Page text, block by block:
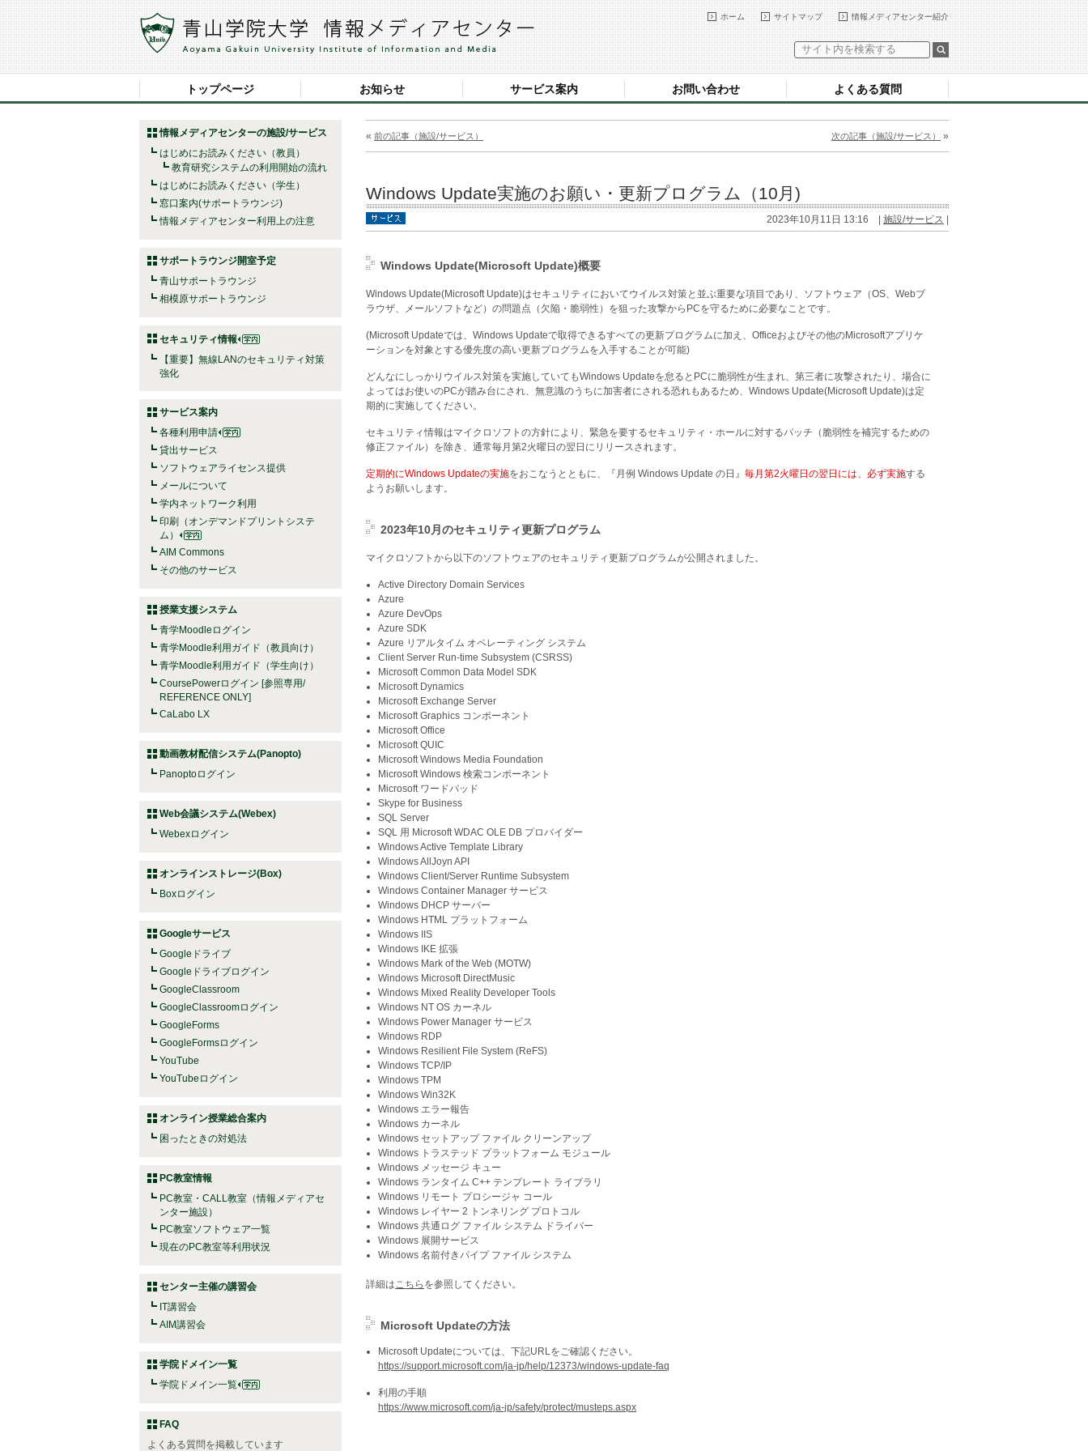
情報メディアセンター紹介
サイトマップ
ホーム
トップページ お知らせ サービス案内 お問い合わせ よくある質問
情報メディアセンターの施設/サービス
はじめにお読みください（教員）
教育研究システムの利用開始の流れ
はじめにお読みください（学生）
窓口案内(サポートラウンジ)
情報メディアセンター利用上の注意
サポートラウンジ開室予定
青山サポートラウンジ
相模原サポートラウンジ
セキュリティ情報
【重要】無線LANのセキュリティ対策
強化
サービス案内
各種利用申請
貸出サービス
ソフトウェアライセンス提供
メールについて
学内ネットワーク利用
印刷（オンデマンドプリントシステ
ム）
AIM Commons
その他のサービス
授業支援システム
青学Moodleログイン
青学Moodle利用ガイド（教員向け）
青学Moodle利用ガイド（学生向け）
CoursePowerログイン [参照専用/
REFERENCE ONLY]
CaLabo LX
動画教材配信システム(Panopto)
Panoptoログイン
Web会議システム(Webex)
Webexログイン
オンラインストレージ(Box)
Boxログイン
Googleサービス
Googleドライブ
Googleドライブログイン
GoogleClassroom
GoogleClassroomログイン
GoogleForms
GoogleFormsログイン
YouTube
YouTubeログイン
オンライン授業総合案内
困ったときの対処法
PC教室情報
PC教室・CALL教室（情報メディアセ
ンター施設）
PC教室ソフトウェア一覧
現在のPC教室等利用状況
センター主催の講習会
IT講習会
AIM講習会
学院ドメイン一覧
学院ドメイン一覧
FAQ
よくある質問を掲載しています
« 前の記事（施設/サービス） 次の記事（施設/サービス） »
Windows Update実施のお願い・更新プログラム（10月)
2023年10月11日 13:16 | 施設/サービス
Windows Update(Microsoft Update)概要
Windows Update(Microsoft Update)はセキュリティにおいてウイルス対策と並ぶ重要な項目であり、ソフトウェア（OS、Webブ
ラウザ、メールソフトなど）の問題点（欠陥・脆弱性）を狙った攻撃からPCを守るために必要なことです。
(Microsoft Updateでは、Windows Updateで取得できるすべての更新プログラムに加え、Officeおよびその他のMicrosoftアプリケ
ーションを対象とする優先度の高い更新プログラムを入手することが可能)
どんなにしっかりウイルス対策を実施していてもWindows Updateを怠るとPCに脆弱性が生まれ、第三者に攻撃されたり、場合に
よってはお使いのPCが踏み台にされ、無意識のうちに加害者にされる恐れもあるため、Windows Update(Microsoft Update)は定
期的に実施してください。
セキュリティ情報はマイクロソフトの方針により、緊急を要するセキュリティ・ホールに対するパッチ（脆弱性を補完するための
修正ファイル）を除き、通常毎月第2火曜日の翌日にリリースされます。
定期的にWindows Updateの実施をおこなうとともに、『月例 Windows Update の日』 毎月第2火曜日の翌日には、必ず実施する
ようお願いします。
2023年10月のセキュリティ更新プログラム
マイクロソフトから以下のソフトウェアのセキュリティ更新プログラムが公開されました。
Active Directory Domain Services
Azure
Azure DevOps
Azure SDK
Azure リアルタイム オペレーティング システム
Client Server Run-time Subsystem (CSRSS)
Microsoft Common Data Model SDK
Microsoft Dynamics
Microsoft Exchange Server
Microsoft Graphics コンポーネント
Microsoft Office
Microsoft QUIC
Microsoft Windows Media Foundation
Microsoft Windows 検索コンポーネント
Microsoft ワードパッド
Skype for Business
SQL Server
SQL 用 Microsoft WDAC OLE DB プロバイダー
Windows Active Template Library
Windows AllJoyn API
Windows Client/Server Runtime Subsystem
Windows Container Manager サービス
Windows DHCP サーバー
Windows HTML プラットフォーム
Windows IIS
Windows IKE 拡張
Windows Mark of the Web (MOTW)
Windows Microsoft DirectMusic
Windows Mixed Reality Developer Tools
Windows NT OS カーネル
Windows Power Manager サービス
Windows RDP
Windows Resilient File System (ReFS)
Windows TCP/IP
Windows TPM
Windows Win32K
Windows エラー報告
Windows カーネル
Windows セットアップ ファイル クリーンアップ
Windows トラステッド プラットフォーム モジュール
Windows メッセージ キュー
Windows ランタイム C++ テンプレート ライブラリ
Windows リモート プロシージャ コール
Windows レイヤー 2 トンネリング プロトコル
Windows 共通ログ ファイル システム ドライバー
Windows 展開サービス
Windows 名前付きパイプ ファイル システム
詳細はこちら を参照してください。
Microsoft Updateの方法
Microsoft Updateについては、下記URLをご確認ください。
https://support.microsoft.com/ja-jp/help/12373/windows-update-faq
利用の手順
https://www.microsoft.com/ja-jp/safety/protect/musteps.aspx